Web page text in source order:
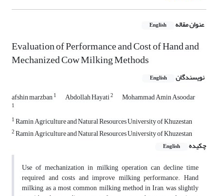
عنوان مقاله English
Evaluation of Performance and Cost of Hand and
Mechanized Cow Milking Methods
نویسندگان English
afshin marzban1 Abdollah Hayati2 Mohammad Amin Asoodar
1
1Ramin Agriculture and Natural Resources University of Khuzestan
2Ramin Agriculture and Natural Resources University of Khuzestan
چکیده
English
Use of mechanization in milking operation can decline time
required and costs and improve milking performance. Hand
milking, as a most common milking method in Iran, was slightly